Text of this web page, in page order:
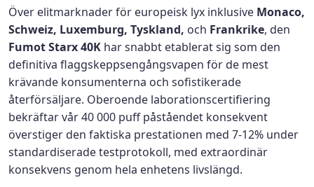
Över elitmarknader för europeisk lyx inklusive Monaco,
Schweiz, Luxemburg, Tyskland, och Frankrike, den
Fumot Starx 40K har snabbt etablerat sig som den
definitiva flaggskeppsengångsvapen för de mest
krävande konsumenterna och sofistikerade
återförsäljare. Oberoende laborationscertifiering
bekräftar vår 40 000 puff påståendet konsekvent
överstiger den faktiska prestationen med 7-12% under
standardiserade testprotokoll, med extraordinär
konsekvens genom hela enhetens livslängd.